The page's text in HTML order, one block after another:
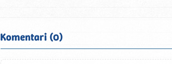
Komentari (0)